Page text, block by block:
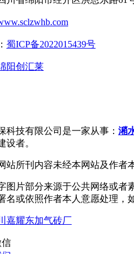
蜀ICP备2022015439号
阳创汇莱
科技有限公司是一家从事： 潲
设者。
站所刊内容未经本网站及作者
图片部分来源于公共网络或者
名或依照作者本人意愿处理，
嘉耀东加气砖厂
信